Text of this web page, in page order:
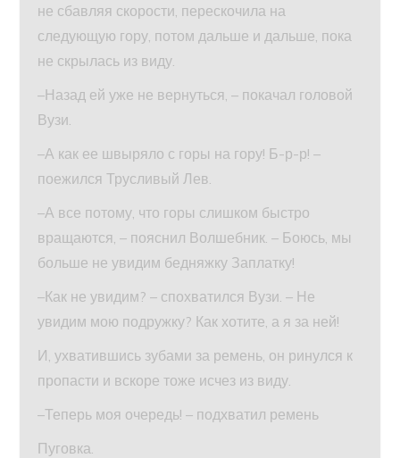
не сбавляя скорости, перескочила на
следующую гору, потом дальше и дальше, пока
не скрылась из виду.
–Назад ей уже не вернуться, – покачал головой
Вузи.
–А как ее швыряло с горы на гору! Б-р-р! –
поежился Трусливый Лев.
–А все потому, что горы слишком быстро
вращаются, – пояснил Волшебник. – Боюсь, мы
больше не увидим бедняжку Заплатку!
–Как не увидим? – спохватился Вузи. – Не
увидим мою подружку? Как хотите, а я за ней!
И, ухватившись зубами за ремень, он ринулся к
пропасти и вскоре тоже исчез из виду.
–Теперь моя очередь! – подхватил ремень
Пуговка.